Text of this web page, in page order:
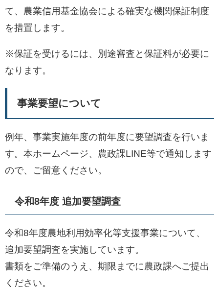
て、農業信用基金協会による確実な機関保証制度
を措置します。
※保証を受けるには、別途審査と保証料が必要に
なります。
事業要望について
例年、事業実施年度の前年度に要望調査を行いま
す。本ホームページ、農政課LINE等で通知します
ので、ご留意ください。
令和8年度 追加要望調査
令和8年度農地利用効率化等支援事業について、
追加要望調査を実施しています。
書類をご準備のうえ、期限までに農政課へご提出
ください。